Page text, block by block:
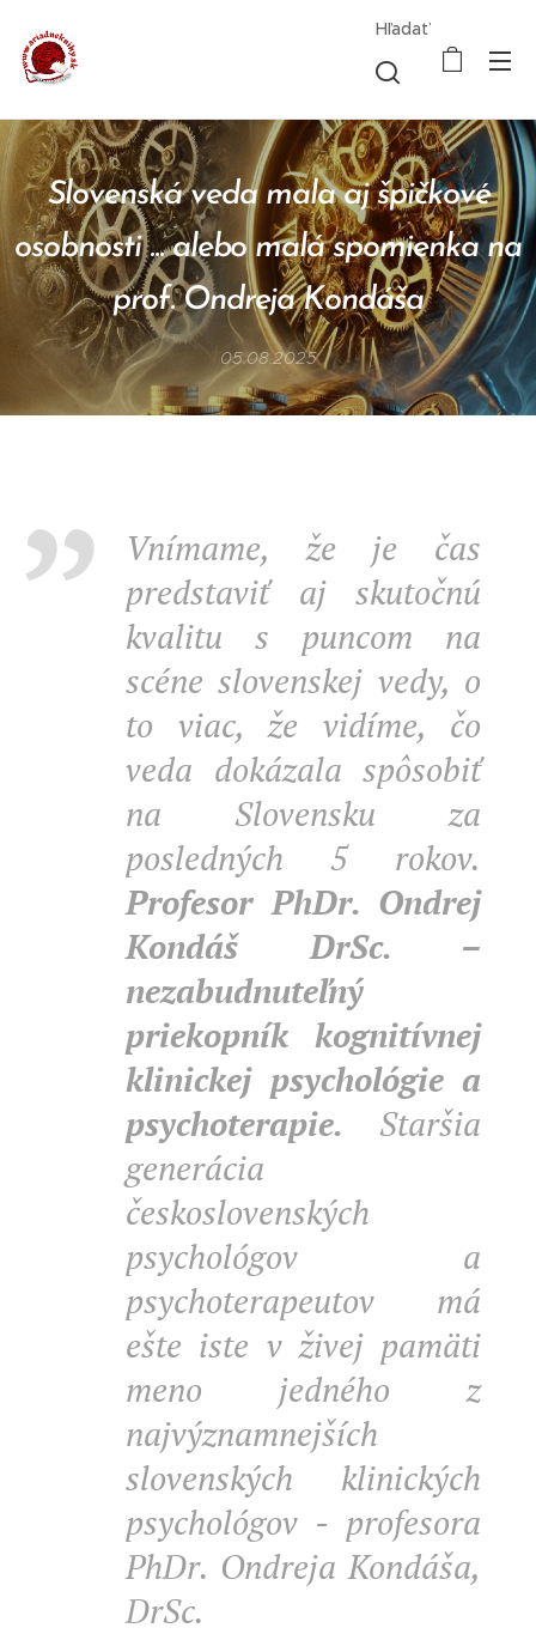
Hľadať
Slovenská veda mala aj špičkové
osobnosti ... alebo malá spomienka na
prof. Ondreja Kondáša
05.08.2025
Vnímame, že je čas
predstaviť aj skutočnú
kvalitu s puncom na
scéne slovenskej vedy, o
to viac, že vidíme, čo
veda dokázala spôsobiť
na Slovensku za
posledných 5 rokov.
Profesor PhDr. Ondrej
Kondáš DrSc. –
nezabudnuteľný
priekopník kognitívnej
klinickej psychológie a
psychoterapie. Staršia
generácia
československých
psychológov a
psychoterapeutov má
ešte iste v živej pamäti
meno jedného z
najvýznamnejších
slovenských klinických
psychológov - profesora
PhDr. Ondreja Kondáša,
DrSc.